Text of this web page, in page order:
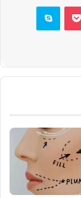
بوكيت سكايب